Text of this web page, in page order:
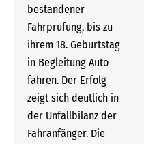
bestandener
Fahrprüfung, bis zu
ihrem 18. Geburtstag
in Begleitung Auto
fahren. Der Erfolg
zeigt sich deutlich in
der Unfallbilanz der
Fahranfänger. Die